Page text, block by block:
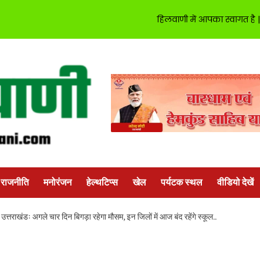
राजनीति मनोरंजन हेल्थटिप्स खेल पर्यटक स्थल वीडियो देखें
उत्तराखंडः अगले चार दिन बिगड़ा रहेगा मौसम, इन जिलों में आज बंद रहेंगे स्कूल..
हिलवाणी में आपका स्वागत है |